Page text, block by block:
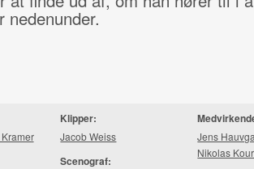
nedenunder.
Klipper:
Jacob Weiss
Scenograf:
Jens
Nikolas